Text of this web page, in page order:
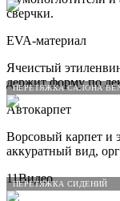
ПЕРЕТЯЖКА САЛОНА
ПЕРЕТЯЖКА СИДЕНИЙ
сверчки.
EVA-материал
Ячеистый
держит форму по
Автокарпет
Ворсовый карпет и
аккуратный вид,
11Видео